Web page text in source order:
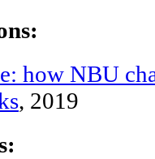
how NBU
, 2019